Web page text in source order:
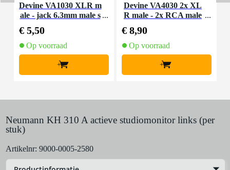
Devine VA1030 XLR m
ale - jack 6.3mm male s
€ 5,50
Op voorraad
+
Devine VA4030 2x XL
R male - 2x RCA male
€ 8,90
Op voorraad
+
Neumann KH 310 A actieve studiomonitor links (per
stuk)
Artikelnr: 9000-0005-2580